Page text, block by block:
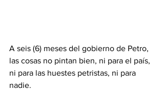
A seis (6) meses del gobierno de Petro,
las cosas no pintan bien, ni para el país,
ni para las huestes petristas, ni para
nadie.